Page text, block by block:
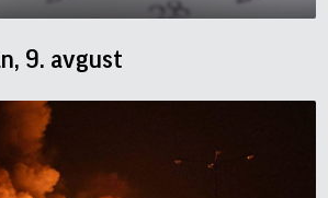
9. avgust